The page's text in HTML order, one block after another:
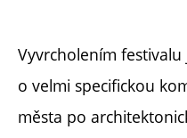
Vyvrcholením
o velmi specifickou
města po